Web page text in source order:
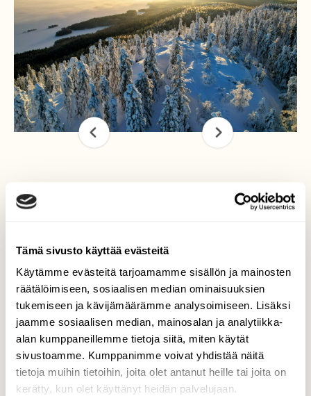
Tämä sivusto käyttää evästeitä
Käytämme evästeitä tarjoamamme sisällön ja mainosten
räätälöimiseen, sosiaalisen median ominaisuuksien
tukemiseen ja kävijämäärämme analysoimiseen. Lisäksi
jaamme sosiaalisen median, mainosalan ja analytiikka-
alan kumppaneillemme tietoja siitä, miten käytät
sivustoamme. Kumppanimme voivat yhdistää näitä
tietoja muihin tietoihin, joita olet antanut heille tai joita on
kerätty, kun olet käyttänyt heidän palvelujaan.
Kuvaaja: Olli Karppinen
Kilpailun etusivulle